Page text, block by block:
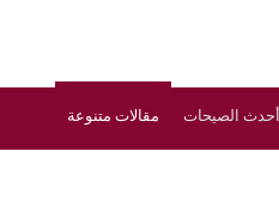
أحدث الصيحات مقالات متنوعة